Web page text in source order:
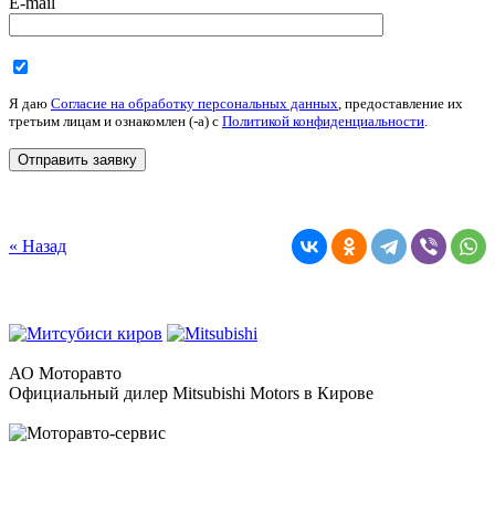
Я даю Согласие на обработку персональных данных, предоставление их
третьим лицам и ознакомлен (-а) c Политикой конфиденциальности.
« Назад
АО Моторавто
Официальный дилер Mitsubishi Motors в Кирове